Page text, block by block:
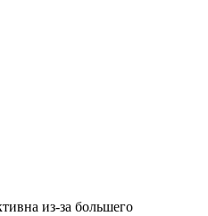
из-за большего